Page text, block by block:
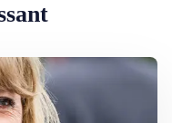
Jerney Kaagman: